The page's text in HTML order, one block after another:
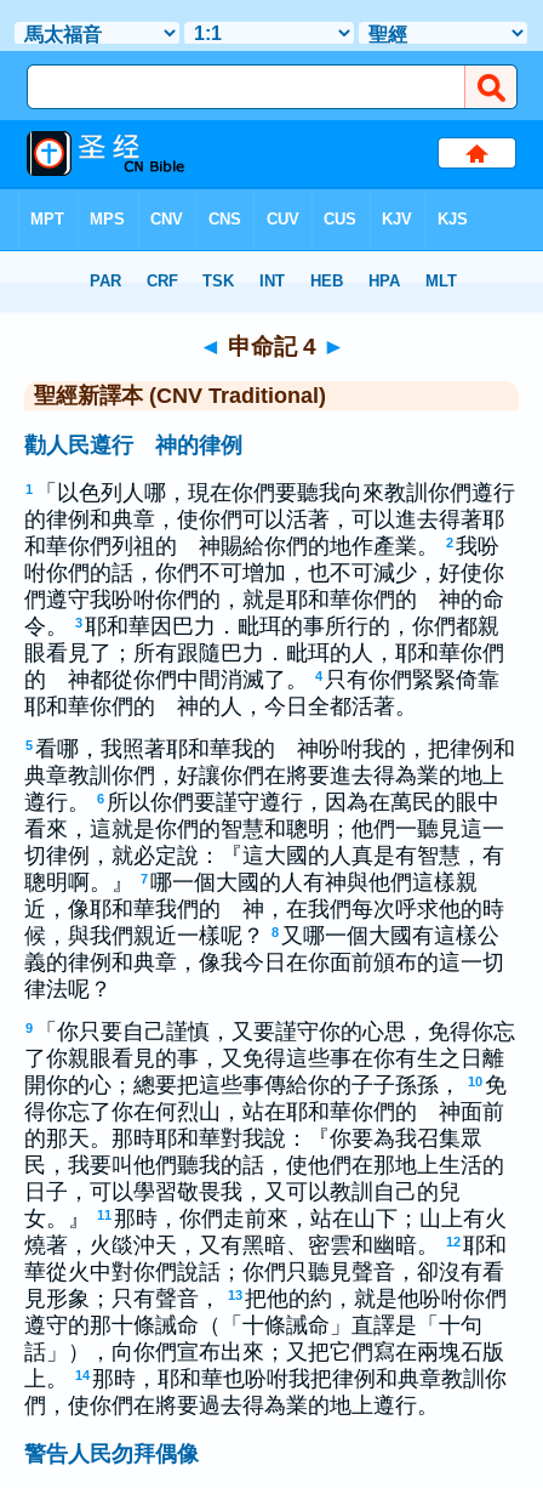
> 申命記 4
◄ 申命記 4 ►
聖經新譯本 (CNV Traditional)
勸人民遵行 神的律例
1
「以色列人哪，現在你們要聽我向來教訓你們遵行
的律例和典章，使你們可以活著，可以進去得著耶
和華你們列祖的 神賜給你們的地作產業。
2我吩
咐你們的話，你們不可增加，也不可減少，好使你
們遵守我吩咐你們的，就是耶和華你們的 神的命
令。
3耶和華因巴力．毗珥的事所行的，你們都親
眼看見了；所有跟隨巴力．毗珥的人，耶和華你們
的 神都從你們中間消滅了。
4 只有你們緊緊倚靠
耶和華你們的 神的人，今日全都活著。
5看哪，我照著耶和華我的 神吩咐我的，把律例和
典章教訓你們，好讓你們在將要進去得為業的地上
遵行。
6 所以你們要謹守遵行，因為在萬民的眼中
看來，這就是你們的智慧和聰明；他們一聽見這一
切律例，就必定說：『這大國的人真是有智慧，有
聰明啊。』
7哪一個大國的人有神與他們這樣親
近，像耶和華我們的 神，在我們每次呼求他的時
候，與我們親近一樣呢？
8 又哪一個大國有這樣公
義的律例和典章，像我今日在你面前頒布的這一切
律法呢？
9
「你只要自己謹慎，又要謹守你的心思，免得你忘
了你親眼看見的事，又免得這些事在你有生之日離
開你的心；總要把這些事傳給你的子子孫孫，
10 免
得你忘了你在何烈山，站在耶和華你們的 神面前
的那天。那時耶和華對我說：『你要為我召集眾
民，我要叫他們聽我的話，使他們在那地上生活的
日子，可以學習敬畏我，又可以教訓自己的兒
女。』
11那時，你們走前來，站在山下；山上有火
燒著，火燄沖天，又有黑暗、密雲和幽暗。
12耶和
華從火中對你們說話；你們只聽見聲音，卻沒有看
見形象；只有聲音，
13把他的約，就是他吩咐你們
遵守的那十條誡命（「十條誡命」直譯是「十句
話」），向你們宣布出來；又把它們寫在兩塊石版
上。
14那時，耶和華也吩咐我把律例和典章教訓你
們，使你們在將要過去得為業的地上遵行。
警告人民勿拜偶像